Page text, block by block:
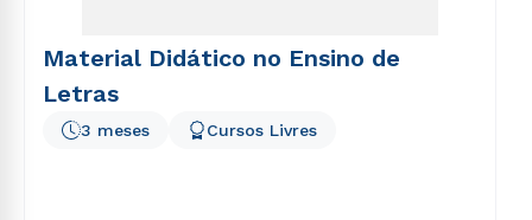
Material Didático no Ensino de
Letras
3 meses Cursos Livres